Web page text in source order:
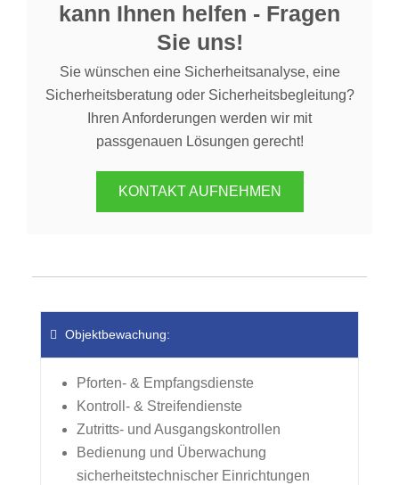
kann Ihnen helfen - Fragen
Sie uns!
Sie wünschen eine Sicherheitsanalyse, eine
Sicherheitsberatung oder Sicherheitsbegleitung?
Ihren Anforderungen werden wir mit
passgenauen Lösungen gerecht!
KONTAKT AUFNEHMEN
Objektbewachung:
Pforten- & Empfangsdienste
Kontroll- & Streifendienste
Zutritts- und Ausgangskontrollen
Bedienung und Überwachung
sicherheitstechnischer Einrichtungen